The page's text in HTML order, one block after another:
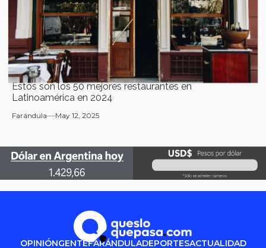
⁠Estos son los 50 mejores restaurantes en
Latinoamérica en 2024
Farándula May 12, 2025
OPINIÓNGENTEFARÁNDULADEPORTESACTUALIDAD